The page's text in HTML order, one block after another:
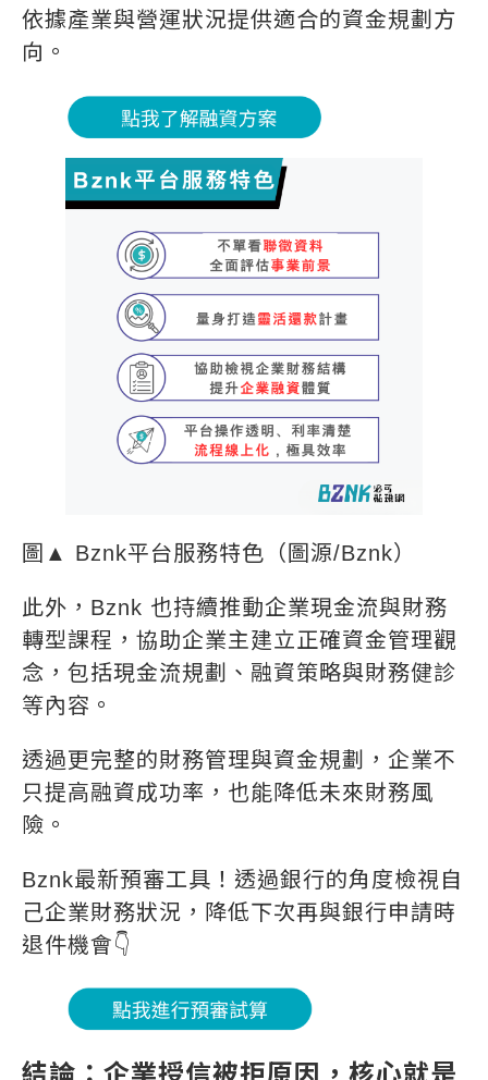
依據產業與營運狀況提供適合的資金規劃方
向。
圖▲ Bznk平台服務特色（圖源/Bznk）
此外，Bznk 也持續推動企業現金流與財務
轉型課程，協助企業主建立正確資金管理觀
念，包括現金流規劃、融資策略與財務健診
等內容。
透過更完整的財務管理與資金規劃，企業不
只提高融資成功率，也能降低未來財務風
險。
Bznk最新預審工具！透過銀行的角度檢視自
己企業財務狀況，降低下次再與銀行申請時
退件機會👇
結論：企業授信被拒原因，核心就是